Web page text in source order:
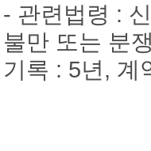
- 관련법령 :
불만 또는 분
기록 : 5년, 계